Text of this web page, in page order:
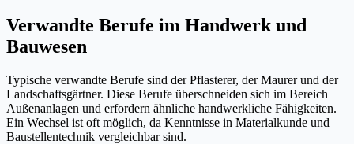
Verwandte Berufe im Handwerk und
Bauwesen
Typische verwandte Berufe sind der Pflasterer, der Maurer und der
Landschaftsgärtner. Diese Berufe überschneiden sich im Bereich
Außenanlagen und erfordern ähnliche handwerkliche Fähigkeiten.
Ein Wechsel ist oft möglich, da Kenntnisse in Materialkunde und
Baustellentechnik vergleichbar sind.